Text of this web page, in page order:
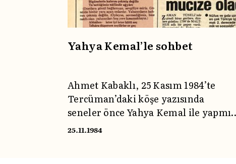
Yahya Kemal’le sohbet
Ahmet Kabaklı, 25 Kasım 1984’te
Tercüman’daki köşe yazısında
seneler önce Yahya Kemal ile yapmış
olduğu sohbeti bir seri hâlinde
25.11.1984